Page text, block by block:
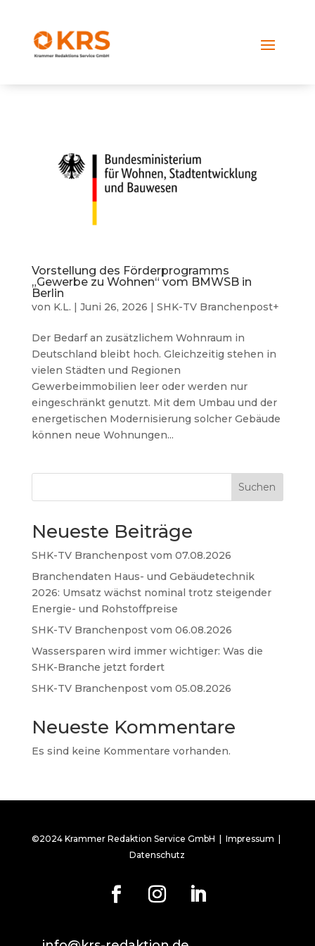
Vorstellung des Förderprogramms
„Gewerbe zu Wohnen“ vom BMWSB in
Berlin
von K.L. Juni 26, 2026 SHK-TV Branchenpost+
Der Bedarf an zusätzlichem Wohnraum in
Deutschland bleibt hoch. Gleichzeitig stehen in
vielen Städten und Regionen
Gewerbeimmobilien leer oder werden nur
eingeschränkt genutzt. Mit dem Umbau und der
energetischen Modernisierung solcher Gebäude
können neue Wohnungen...
Suchen
Neueste Beiträge
SHK-TV Branchenpost vom 07.08.2026
Branchendaten Haus- und Gebäudetechnik
2026: Umsatz wächst nominal trotz steigender
Energie- und Rohstoffpreise
SHK-TV Branchenpost vom 06.08.2026
Wassersparen wird immer wichtiger: Was die
SHK-Branche jetzt fordert
SHK-TV Branchenpost vom 05.08.2026
Neueste Kommentare
Es sind keine Kommentare vorhanden.
©2024 Krammer Redaktion Service GmbH |Impressum
Datenschutz